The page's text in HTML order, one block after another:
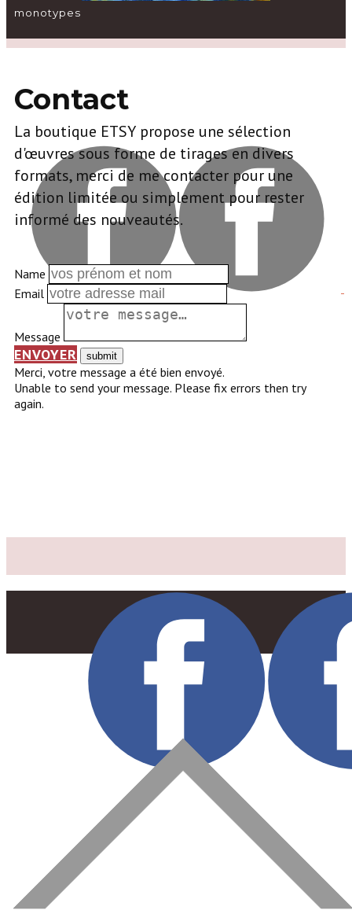
monotypes
Contact
La boutique ETSY propose une sélection
d'œuvres sous forme de tirages en divers
formats, merci de me contacter pour une
édition limitée ou simplement pour rester
informé des nouveautés.
Name
Email
Message
ENVOYER
Merci, votre message a été bien envoyé.
Unable to send your message. Please fix errors then try
again.